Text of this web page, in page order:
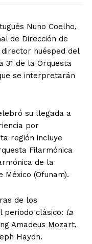
Nuno Coelho,
de Dirección de
director huésped del
de la Orquesta
se interpretarán
su llegada a
por
región incluye
Filarmónica
de la
México (Ofunam).
de los
periodo clásico: la
Amadeus Mozart,
Haydn.